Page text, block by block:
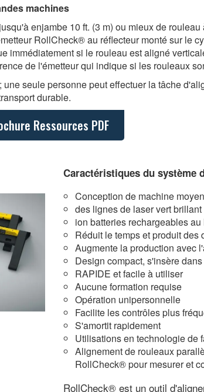
machines
enjambe 10 ft. (3 m) ou mieux de
RollCheck® au réflecteur monté sur le
immédiatement si le rouleau est aligné
de l'émetteur qui indique si les rouleaux
seule personne peut effectuer la tâche
durable.
Ressources PDF
Caractéristiques du système
Conception de machine
des lignes de laser vert brillant
ion batteries rechargeables
Réduit le temps et produit
Augmente la production avec
Design compact, s'insère
RAPIDE et facile à utiliser
Aucune formation requise
Opération unipersonnelle
Facilite les contrôles plus
S'amortit rapidement
Utilisations en technologie de
Alignement de rouleaux
RollCheck® pour mesurer et
RollCheck® est un outil